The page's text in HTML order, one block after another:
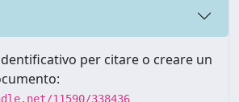
per citare o creare un
11590/338436